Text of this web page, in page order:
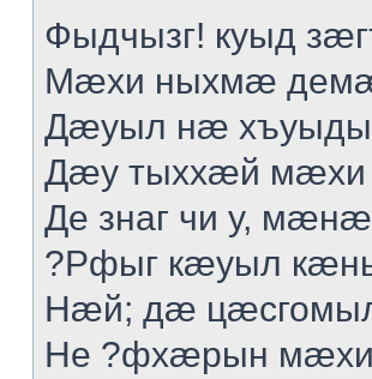
Фыдчызг! куыд
Мæхи ныхмæ
Дæуыл нæ
Дæу тыххæй мæхи
Де знаг чи у,
?Рфыг кæуыл
Нæй; дæ
Не ?фхæрын